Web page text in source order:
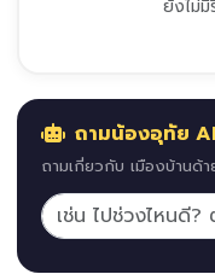
ยังไม่
ถามน้องอุทัย AI
ถามเกี่ยวกับ เมืองบ้านด้